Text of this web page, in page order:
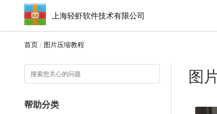
上海轻虾软件技术有限公司
首页 / 图片压缩教程
帮助分类
图